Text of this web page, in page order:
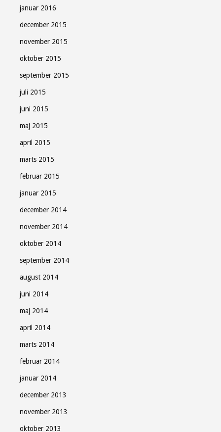
januar 2016
december 2015
november 2015
oktober 2015
september 2015
juli 2015
juni 2015
maj 2015
april 2015
marts 2015
februar 2015
januar 2015
december 2014
november 2014
oktober 2014
september 2014
august 2014
juni 2014
maj 2014
april 2014
marts 2014
februar 2014
januar 2014
december 2013
november 2013
oktober 2013